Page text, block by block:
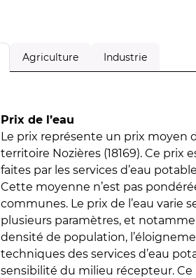
Agriculture Industrie
Prix de l’eau
Le prix représente un prix moyen
territoire Nozières (18169). Ce prix
faites par les services d’eau
Cette moyenne n’est pas
communes. Le prix de l’eau varie
plusieurs paramètres, et
densité de population,
techniques des services d’eau
sensibilité du milieu récepteur.